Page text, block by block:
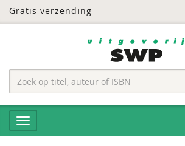
Gratis verzending